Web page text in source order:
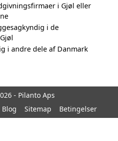
i Gjøl eller
i de
i andre dele af Danmark
- Pilanto Aps
Blog Sitemap Betingelser